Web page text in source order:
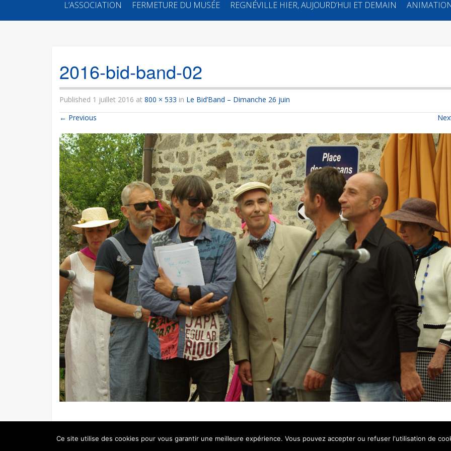
CONTENT
L’ASSOCIATION FERMETURE DU MUSÉE REGNÉVILLE HIER, AUJOURD’HUI ET DEMAIN
2016-bid-band-02
Published 1 juillet 2016 at 800 × 533 in Le Bid’Band – Dimanche 26 juin
← Previous
Ce site utilise des cookies pour vous garantir une meilleure expérience. Vous pouvez accepter ou refuser l'utilisation de